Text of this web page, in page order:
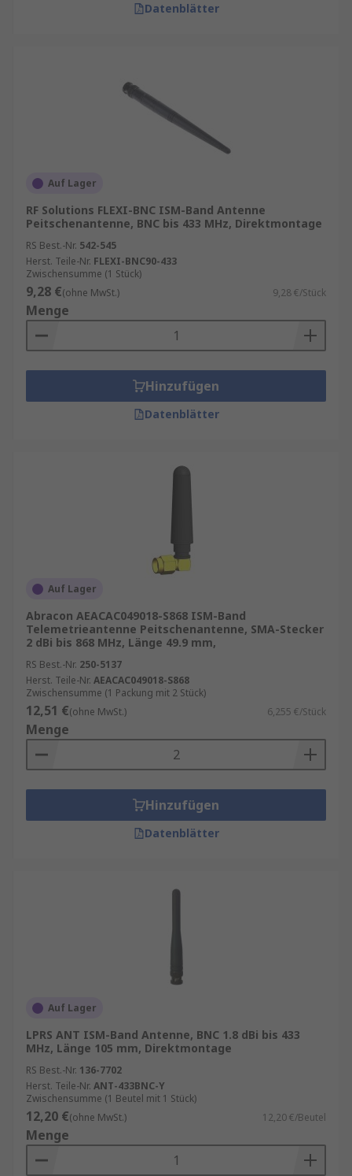
Datenblätter
Auf Lager
RF Solutions FLEXI-BNC ISM-Band Antenne
Peitschenantenne, BNC bis 433 MHz, Direktmontage
RS Best.-Nr. 542-545
Herst. Teile-Nr. FLEXI-BNC90-433
Zwischensumme (1 Stück)
9,28 €(ohne MwSt.) 9,28 €/Stück
Menge
Hinzufügen
Datenblätter
Auf Lager
Abracon AEACAC049018-S868 ISM-Band
Telemetrieantenne Peitschenantenne, SMA-Stecker
2 dBi bis 868 MHz, Länge 49.9 mm,
RS Best.-Nr. 250-5137
Herst. Teile-Nr. AEACAC049018-S868
Zwischensumme (1 Packung mit 2 Stück)
12,51 €(ohne MwSt.) 6,255 €/Stück
Menge
Hinzufügen
Datenblätter
Auf Lager
LPRS ANT ISM-Band Antenne, BNC 1.8 dBi bis 433
MHz, Länge 105 mm, Direktmontage
RS Best.-Nr. 136-7702
Herst. Teile-Nr. ANT-433BNC-Y
Zwischensumme (1 Beutel mit 1 Stück)
12,20 €(ohne MwSt.) 12,20 €/Beutel
Menge